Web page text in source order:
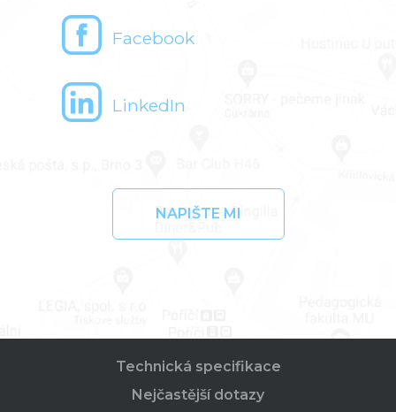
Facebook
LinkedIn
NAPIŠTE MI
Technická specifikace
Nejčastější dotazy